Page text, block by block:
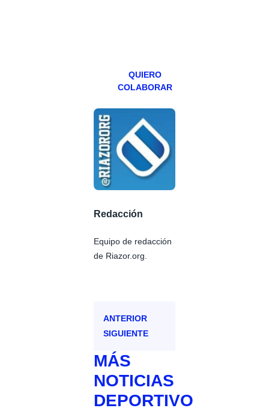
QUIERO
COLABORAR
Redacción
Equipo de redacción
de Riazor.org.
ANTERIOR
SIGUIENTE
MÁS
NOTICIAS
DEPORTIVO